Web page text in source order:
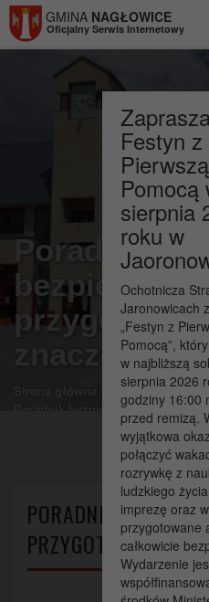
GMINA NAGŁOWICE
Oficjalny Serwis Internetowy
Poradnik
znaczenie
WAŻNE >
Poradnik bezpieczeństwa –
Festyn z
Pierwszą
Pomocą
sierpnia
roku w
Ochotnicza
Jaronowicach
„Festyn z
Pomocą”,
w najbliższą
sierpnia 2026
godziny 16:00
przed remizą.
wyjątkowa
połączyć
rozrywkę z
ludzkiego
imprezę oraz
przygotowane
całkowicie
Wydarzenie
PORADNIK
PRZYGOTOWANIE MA